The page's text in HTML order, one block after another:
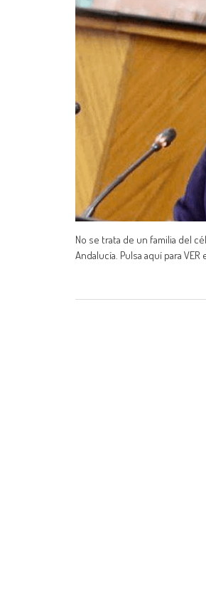
No se trata de un familia del
Andalucía. Pulsa aquí para VER